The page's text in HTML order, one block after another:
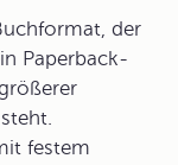
, der
Paperback-
festem